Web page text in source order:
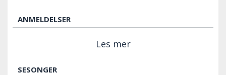
ANMELDELSER
Les mer
SESONGER